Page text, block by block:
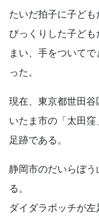
たいだ拍子に子ども
びっくりした子ど
まい、手をついて
った。
現在、東京都世田
いたま市の「太田
足跡である。
静岡市のだいらぼ
る。
ダイダラボッチが左